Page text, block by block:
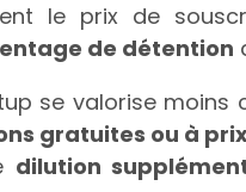
le prix de
de détention
se valorise moins
gratuites ou à
dilution